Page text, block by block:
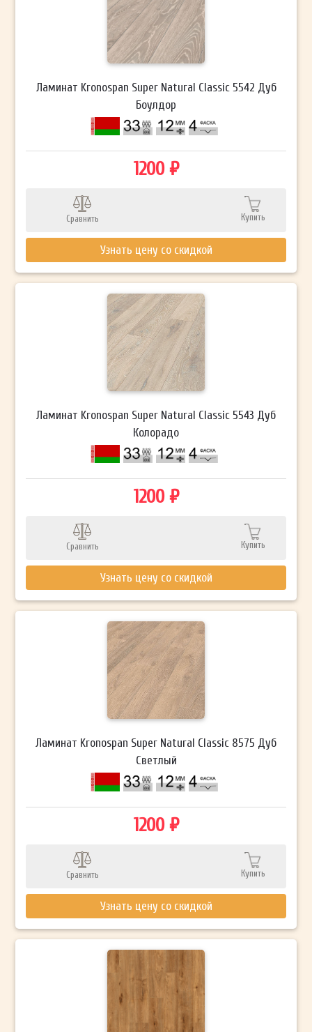
Ламинат Kronospan Super Natural Classic 5542 Дуб
Боулдор
1200 ₽
Сравнить Купить
Узнать цену со скидкой
Ламинат Kronospan Super Natural Classic 5543 Дуб
Колорадо
1200 ₽
Сравнить Купить
Узнать цену со скидкой
Ламинат Kronospan Super Natural Classic 8575 Дуб
Светлый
1200 ₽
Сравнить Купить
Узнать цену со скидкой